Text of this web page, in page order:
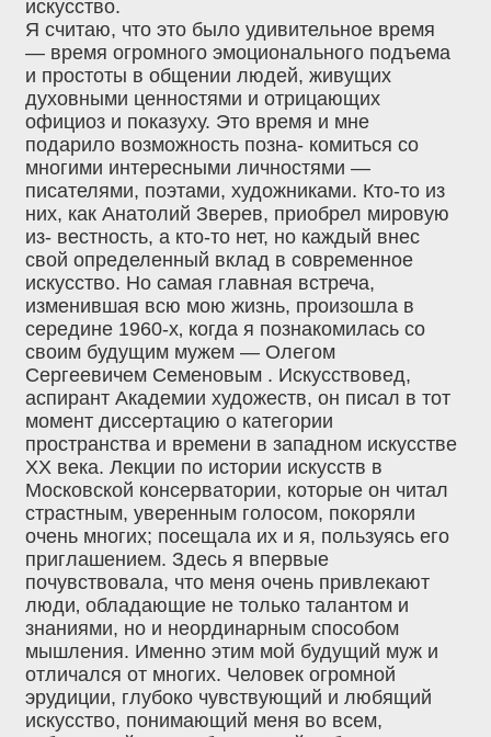
искусство.
Я считаю, что это было удивительное время
— время огромного эмоционального подъема
и простоты в общении людей, живущих
духовными ценностями и отрицающих
официоз и показуху. Это время и мне
подарило возможность позна- комиться со
многими интересными личностями —
писателями, поэтами, художниками. Кто-то из
них, как Анатолий Зверев, приобрел мировую
из- вестность, а кто-то нет, но каждый внес
свой определенный вклад в современное
искусство. Но самая главная встреча,
изменившая всю мою жизнь, произошла в
середине 1960-х‚ когда я познакомилась со
своим будущим мужем — Олегом
Сергеевичем Семеновым . Искусствовед,
аспирант Академии художеств, он писал в тот
момент диссертацию о категории
пространства и времени в западном искусстве
ХХ века. Лекции по истории искусств в
Московской консерватории, которые он читал
страстным, уверенным голосом, покоряли
очень многих; посещала их и я, пользуясь его
приглашением. Здесь я впервые
почувствовала, что меня очень привлекают
люди‚ обладающие не только талантом и
знаниями, но и неординарным способом
мышления. Именно этим мой будущий муж и
отличался от многих. Человек огромной
эрудиции, глубоко чувствующий и любящий
искусство, понимающий меня во всем,